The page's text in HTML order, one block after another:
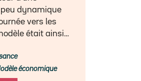
dynamique
vers les
était ainsi…
économique